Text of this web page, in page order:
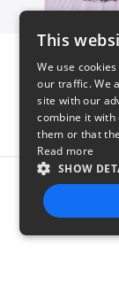
This
We use
our traffic. We
site with our
combine it with
them or that
Read more
SHOW